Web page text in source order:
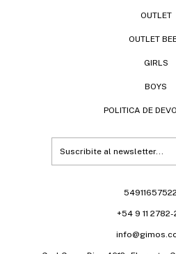
OUTLET
OUTLET
GIRLS
BOYS
POLITICA DE
+54 9 11